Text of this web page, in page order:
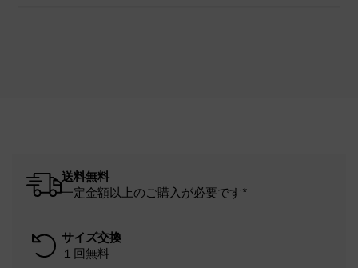
送料無料
一定金額以上のご購入が必要です*
サイズ交換
１回無料